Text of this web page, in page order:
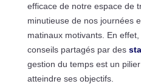
efficace de notre espace de
minutieuse de nos journées
matinaux motivants. En
conseils partagés par des
gestion du temps est un
atteindre ses objectifs.